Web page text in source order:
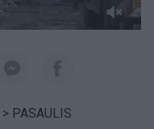
> PASAULIS